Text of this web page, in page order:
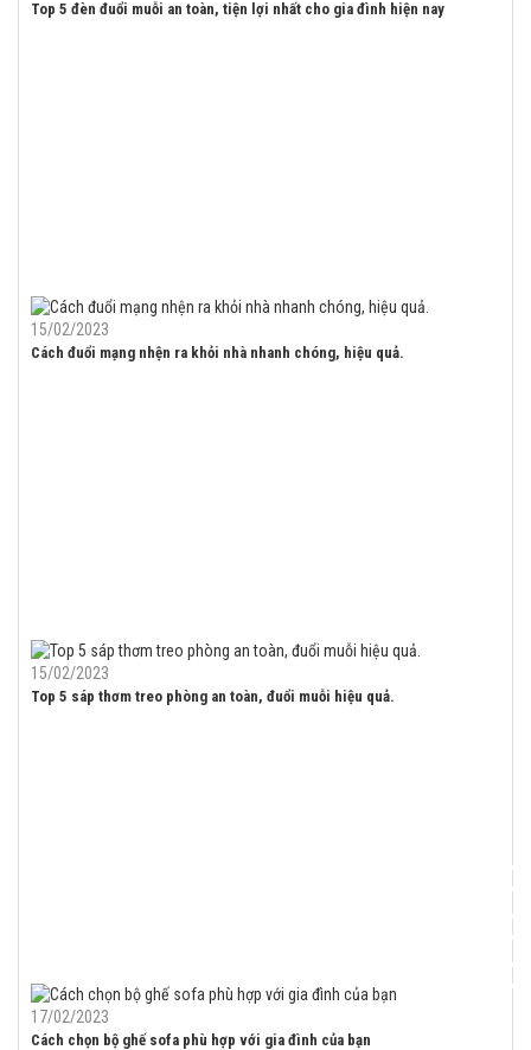
Top 5 đèn đuổi muỗi an toàn, tiện lợi nhất cho gia đình hiện nay
15/02/2023
Cách đuổi mạng nhện ra khỏi nhà nhanh chóng, hiệu quả.
15/02/2023
Top 5 sáp thơm treo phòng an toàn, đuổi muỗi hiệu quả.
17/02/2023
Cách chọn bộ ghế sofa phù hợp với gia đình của bạn